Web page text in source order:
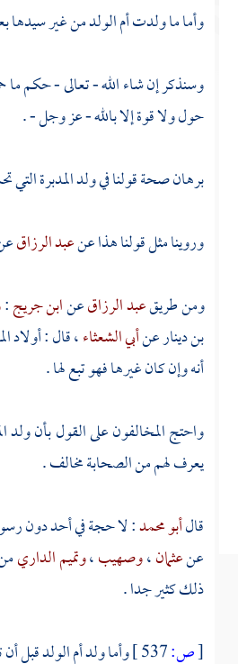
وأما ما ولدت أم الولد من غير
وسنذكر إن شاء الله - تعالى - حكم ما
حول ولا قوة إلا بالله - عز وجل - .
برهان صحة قولنا في ولد المدبرة التي
وروينا مثل قولنا هذا عنعبد الرزاق
ومن طريقعبد الرزاقعنابن جريج:
بن دينارعنأبي الشعثاء، قال : أولاد
أنه وإن كان غيرها فهو تبع لها .
واحتج المخالفون على القول بأن ولد
يعرف لهم من الصحابة مخالف .
قالأبو محمد: لا حجة في أحد دون
عنعثمان،وصهيب،وتميم الداري
ذلك كثير جدا .
[ص:
وأما ولد أم الولد قبل